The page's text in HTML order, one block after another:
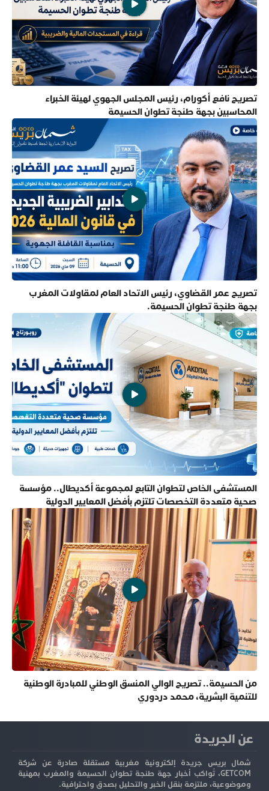
تصريح نافع أكورام، رئيس المجلس الجهوي لهيئة الخبراء
المحاسبين بجهة طنجة تطوان الحسيمة
تصريح عمر القضاوي، رئيس الاتحاد العام لمقاولات المغرب
بجهة طنجة تطوان الحسيمة.
المستشفى الخاص لتطوان التابع لمجموعة أكديطال.. مؤسسة
صحية متعددة التخصصات تلتزم بأفضل المعايير الدولية
من الحسيمة.. تصريح الوالي المنسق الوطني للمبادرة الوطنية
للتنمية البشرية، محمد دردوري
عن الجريدة
شمال بريس جريدة إلكترونية مغربية مستقلة صادرة عن شركة
GETCOM، تُواكب أخبار جهة طنجة تطوان الحسيمة والمغرب بمهنية
وموضوعية، ملتزمة بنقل الخبر والتحليل بصدق واحترافية.